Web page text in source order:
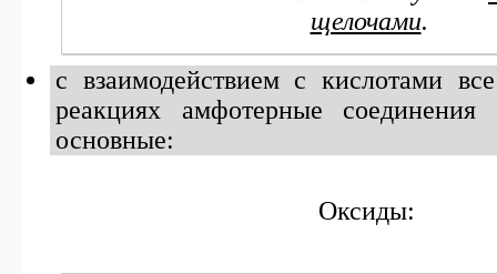
щелочами.
с взаимодействием с кислотами
реакциях амфотерные соединения
основные:
Оксиды: